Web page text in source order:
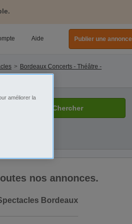
Aide Publier une annonce
Bordeaux Concerts - Théâtre -
Chercher
nos annonces.
Bordeaux
améliorer la